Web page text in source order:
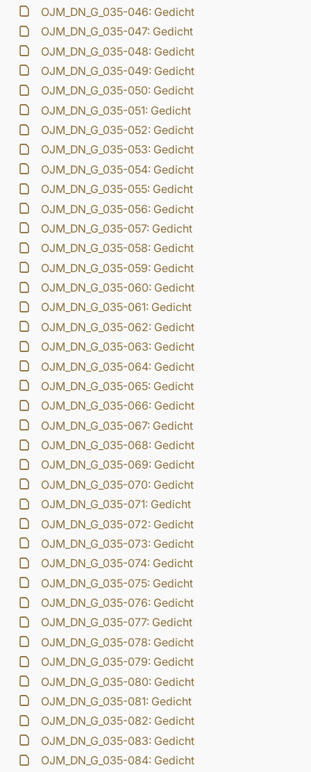
OJM_DN_G_035-046: Gedicht
OJM_DN_G_035-047: Gedicht
OJM_DN_G_035-048: Gedicht
OJM_DN_G_035-049: Gedicht
OJM_DN_G_035-050: Gedicht
OJM_DN_G_035-051: Gedicht
OJM_DN_G_035-052: Gedicht
OJM_DN_G_035-053: Gedicht
OJM_DN_G_035-054: Gedicht
OJM_DN_G_035-055: Gedicht
OJM_DN_G_035-056: Gedicht
OJM_DN_G_035-057: Gedicht
OJM_DN_G_035-058: Gedicht
OJM_DN_G_035-059: Gedicht
OJM_DN_G_035-060: Gedicht
OJM_DN_G_035-061: Gedicht
OJM_DN_G_035-062: Gedicht
OJM_DN_G_035-063: Gedicht
OJM_DN_G_035-064: Gedicht
OJM_DN_G_035-065: Gedicht
OJM_DN_G_035-066: Gedicht
OJM_DN_G_035-067: Gedicht
OJM_DN_G_035-068: Gedicht
OJM_DN_G_035-069: Gedicht
OJM_DN_G_035-070: Gedicht
OJM_DN_G_035-071: Gedicht
OJM_DN_G_035-072: Gedicht
OJM_DN_G_035-073: Gedicht
OJM_DN_G_035-074: Gedicht
OJM_DN_G_035-075: Gedicht
OJM_DN_G_035-076: Gedicht
OJM_DN_G_035-077: Gedicht
OJM_DN_G_035-078: Gedicht
OJM_DN_G_035-079: Gedicht
OJM_DN_G_035-080: Gedicht
OJM_DN_G_035-081: Gedicht
OJM_DN_G_035-082: Gedicht
OJM_DN_G_035-083: Gedicht
OJM_DN_G_035-084: Gedicht